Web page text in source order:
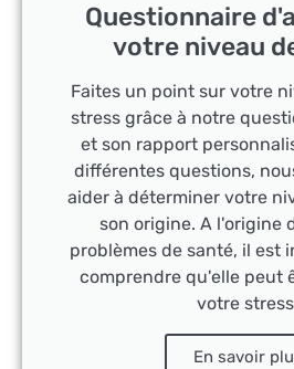
Questionnaire
votre niveau
Faites un point sur votre
stress grâce à notre
et son rapport
différentes questions,
aider à déterminer votre
son origine. A l'origine
problèmes de santé, il est
comprendre qu'elle peut
votre
En savoir